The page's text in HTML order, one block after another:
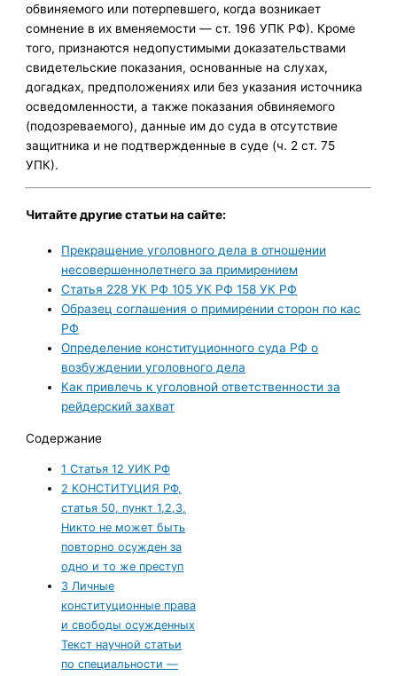
обвиняемого или потерпевшего, когда возникает
сомнение в их вменяемости — ст. 196 УПК РФ). Кроме
того, признаются недопустимыми доказательствами
свидетельские показания, основанные на слухах,
догадках, предположениях или без указания источника
осведомленности, а также показания обвиняемого
(подозреваемого), данные им до суда в отсутствие
защитника и не подтвержденные в суде (ч. 2 ст. 75
УПК).
Читайте другие статьи на сайте:
Прекращение уголовного дела в отношении
несовершеннолетнего за примирением
Статья 228 УК РФ 105 УК РФ 158 УК РФ
Образец соглашения о примирении сторон по кас
РФ
Определение конституционного суда РФ о
возбуждении уголовного дела
Как привлечь к уголовной ответственности за
рейдерский захват
Содержание
1 Статья 12 УИК РФ
2 КОНСТИТУЦИЯ РФ,
статья 50, пункт 1,2,3,
Никто не может быть
повторно осужден за
одно и то же преступ
3 Личные
конституционные права
и свободы осужденных
Текст научной статьи
по специальности —